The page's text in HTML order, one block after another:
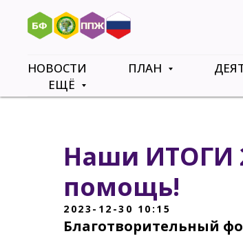
НОВОСТИ ПЛАН
ЕЩЁ
Наши ИТОГИ
помощь!
2023-12-30 10:15
Благотворительный